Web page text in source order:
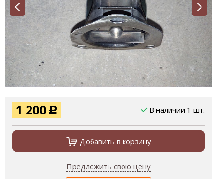
1 200 Р В наличии 1 шт.
Добавить в корзину
Предложить свою цену